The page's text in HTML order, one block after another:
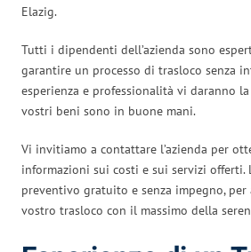
Elazig.
Tutti i dipendenti dell’azienda sono
garantire un processo di trasloco senza
esperienza e professionalità vi daranno
vostri beni sono in buone mani.
Vi invitiamo a contattare l’azienda per
informazioni sui costi e sui servizi offerti.
preventivo gratuito e senza impegno,
vostro trasloco con il massimo della